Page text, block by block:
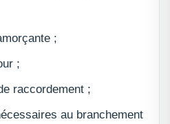
;
;
raccordement ;
au branchement